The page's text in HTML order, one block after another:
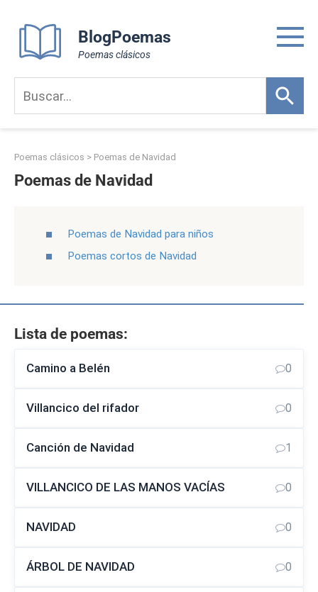
content
BlogPoemas
Poemas clásicos
Poemas clásicos > Poemas de Navidad
Poemas de Navidad
Poemas de Navidad para niños
Poemas cortos de Navidad
Lista de poemas:
Camino a Belén 0
Villancico del rifador 0
Canción de Navidad 1
VILLANCICO DE LAS MANOS VACÍAS 0
NAVIDAD 0
ÁRBOL DE NAVIDAD 0